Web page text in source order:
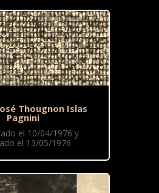
Thougnon Islas
Pagnini
el 10/04/1976 y
el 13/05/1976